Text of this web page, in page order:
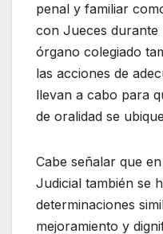
penal y familiar
con Jueces durante
órgano colegiado
las acciones de
llevan a cabo para
de oralidad se
Cabe señalar que
Judicial también se
determinaciones
mejoramiento y